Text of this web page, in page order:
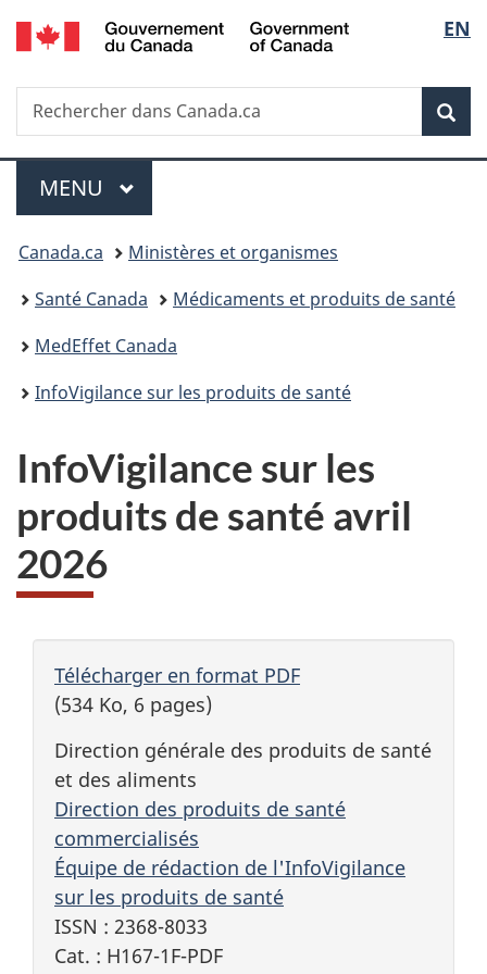
Passer
au
principal
Passer
à
Au
du
Passer
à
version
simplifiée
de
la
EN
Recherche
Rechercher
dans
Menu
MENU PRINCIPAL
Vous
êtes
ici :
Canada.ca
Ministères et organismes
Santé Canada
Médicaments et produits de santé
MedEffet Canada
InfoVigilance sur les produits de santé
InfoVigilance sur les
produits de santé avril
2026
Télécharger en format PDF
(534 Ko, 6 pages)
Direction générale des produits de santé
et des aliments
Direction des produits de santé
commercialisés
Équipe de rédaction de l'InfoVigilance
sur les produits de santé
ISSN : 2368-8033
Cat. : H167-1F-PDF